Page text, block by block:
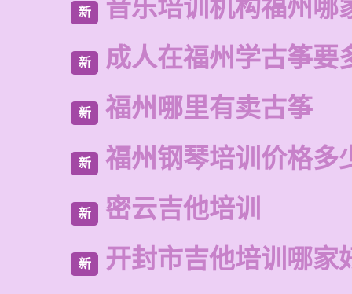
新 音乐培训机构福州哪
新 成人在福州学古筝要
新 福州哪里有卖古筝
新 福州钢琴培训价格多
新 密云吉他培训
新 开封市吉他培训哪家